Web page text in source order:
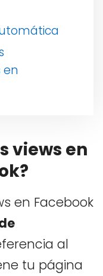
en
views en
en Facebook
al
tu página